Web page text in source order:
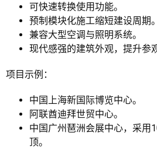
可快速转换使用功能。
预制模块化施工缩短建设周期。
兼容大型空调与照明系统。
现代感强的建筑外观，提升参
项目示例：
中国上海新国际博览中心。
阿联酋迪拜世贸中心。
中国广州琶洲会展中心，采用
顶。